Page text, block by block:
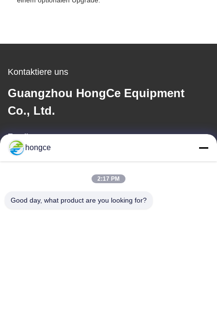
Kontaktiere uns
Guangzhou HongCe Equipment
Co., Ltd.
Email
hongce
2:17 PM
Good day, what product are you looking for?